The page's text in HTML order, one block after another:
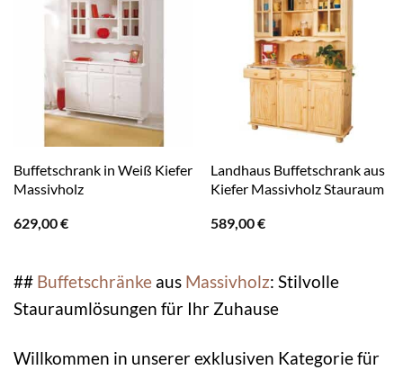
Buffetschrank in Weiß Kiefer
Massivholz
629,00€
Landhaus Buffetschrank aus
Kiefer Massivholz Stauraum
589,00€
## Buffetschränke aus Massivholz: Stilvolle
Stauraumlösungen für Ihr Zuhause
Willkommen in unserer exklusiven Kategorie für